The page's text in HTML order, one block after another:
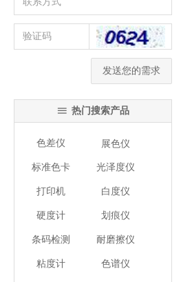
发送您的需求
色差仪
ꁔ 热门搜索产品
白度仪
展色仪
条码检测
硬度计
光泽度仪
耐磨擦仪
划痕仪
打印机
粘度计
标准色卡
色谱仪